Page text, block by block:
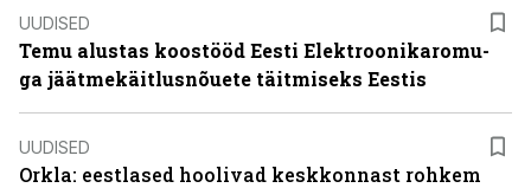
UUDISED
Temu alustas koostööd Eesti Elektroonikaromu-
ga jäätmekäitlusnõuete täitmiseks Eestis
UUDISED
Orkla: eestlased hoolivad keskkonnast rohkem